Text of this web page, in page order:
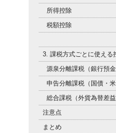
所得控除
税額控除
3. 課税方式ごとに使える
源泉分離課税（銀行預金
申告分離課税（国債・
総合課税（外貨為替差益
注意点
まとめ